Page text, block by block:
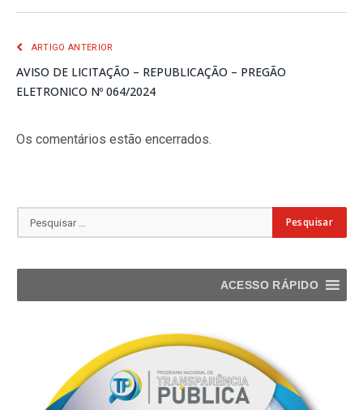
ARTIGO ANTERIOR
AVISO DE LICITAÇÃO – REPUBLICAÇÃO – PREGÃO
ELETRONICO Nº 064/2024
Os comentários estão encerrados.
ACESSO RÁPIDO